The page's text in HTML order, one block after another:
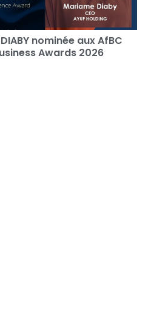
nominée aux AfBC
Awards 2026